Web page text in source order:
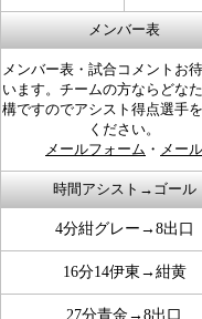
メンバー表
メンバー表・試合コメントお
います。チームの方ならどな
構ですのでアシスト得点選手
ください。
メールフォーム ・ メール
時間アシスト→ゴール
4分紺グレー→8出口
16分14伊東→紺黄
27分青金→8出口